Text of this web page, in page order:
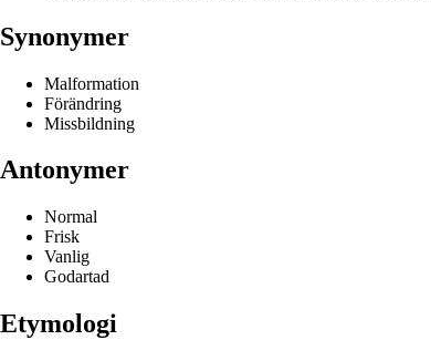
Synonymer
Malformation
Förändring
Missbildning
Antonymer
Normal
Frisk
Vanlig
Godartad
Etymologi